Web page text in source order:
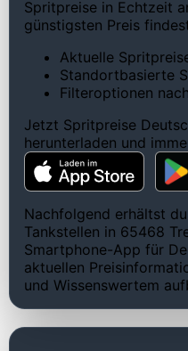
Spritpreise in Echtzeit
günstigsten Preis
Aktuelle
Standortbasierte
Filteroptionen
Jetzt Spritpreise
herunterladen und
Nachfolgend erhältst
Tankstellen in 65468
Smartphone-App für
aktuellen
und Wissenswertem